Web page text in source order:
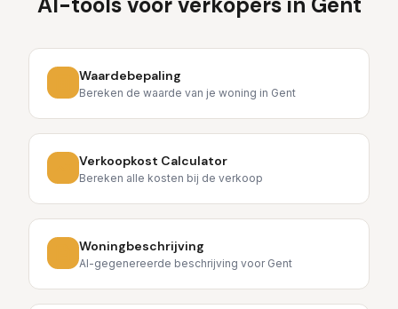
Waardebepaling
Bereken de waarde van je woning in Gent
Verkoopkost Calculator
Bereken alle kosten bij de verkoop
Woningbeschrijving
AI-gegenereerde beschrijving voor Gent